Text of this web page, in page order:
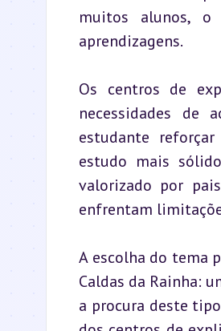
muitos alunos,
aprendizagens.
Os centros de
necessidades de
estudante
estudo mais
valorizado por
enfrentam
A escolha do tema
Caldas da Rainha: